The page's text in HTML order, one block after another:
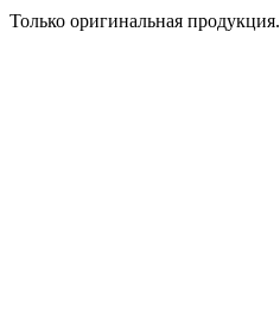
Только оригинальная продукция.